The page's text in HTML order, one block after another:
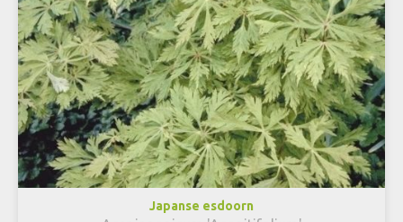
Japanse esdoorn